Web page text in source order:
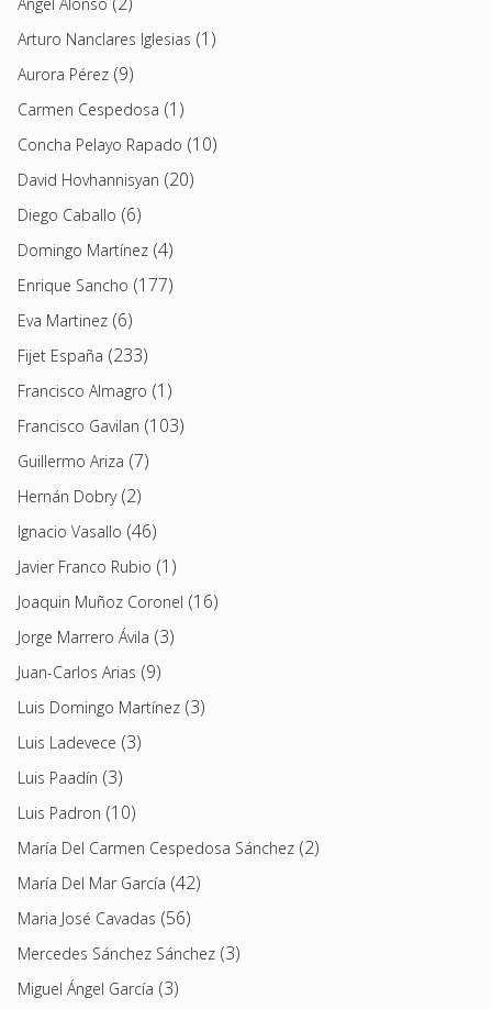
Arturo Nanclares Iglesias (1)
Aurora Pérez (9)
Carmen Cespedosa (1)
Concha Pelayo Rapado (10)
David Hovhannisyan (20)
Diego Caballo (6)
Domingo Martínez (4)
Enrique Sancho (177)
Eva Martinez (6)
Fijet España (233)
Francisco Almagro (1)
Francisco Gavilan (103)
Guillermo Ariza (7)
Hernán Dobry(2)
Ignacio Vasallo (46)
Javier Franco Rubio (1)
Joaquin Muñoz Coronel (16)
Jorge Marrero Ávila (3)
Juan-Carlos Arias (9)
Luis Domingo Martínez (3)
Luis Ladevece (3)
Luis Paadín (3)
Luis Padron (10)
María Del Carmen Cespedosa Sánchez (2)
María Del Mar García (42)
Maria José Cavadas (56)
Mercedes Sánchez Sánchez (3)
Miguel Ángel García (3)